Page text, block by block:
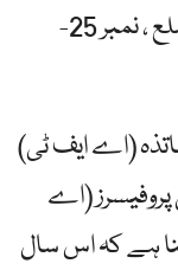
ضلعی عدالت ، نیو یارک کے جنوبی ضلع ، نمبر 25-
(اے ایف ٹی)
پروفیسرز (اے
ہے کہ اس سال